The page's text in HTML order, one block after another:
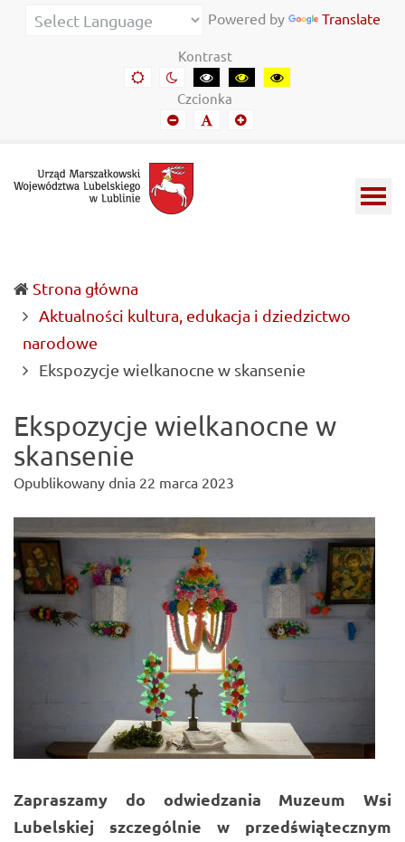
Urząd
Informacje
Lubelszczyźnie
Powered by Translate
Kontrast
Domyślny
kontrast
Kontrast
nocny
Kontrast
czarny-
biały
Kontrast
czarny-
Kontrast
żółto-
Czcionka
Mniejszy
font
Domyślny
font
Mniejszy
Strona główna
Aktualności kultura, edukacja i dziedzictwo
narodowe
Ekspozycje wielkanocne w skansenie
Ekspozycje wielkanocne w
skansenie
Opublikowany dnia 22 marca 2023
Zapraszamy do odwiedzania Muzeum Wsi
Lubelskiej szczególnie w przedświątecznym